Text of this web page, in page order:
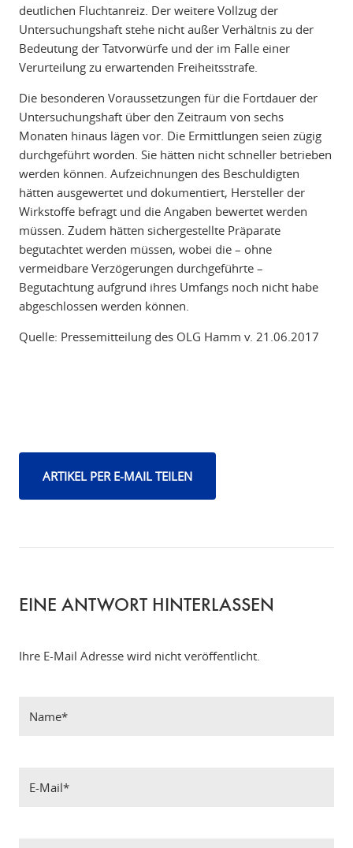
deutlichen Fluchtanreiz. Der weitere Vollzug der
Untersuchungshaft stehe nicht außer Verhältnis zu der
Bedeutung der Tatvorwürfe und der im Falle einer
Verurteilung zu erwartenden Freiheitsstrafe.
Die besonderen Voraussetzungen für die Fortdauer der
Untersuchungshaft über den Zeitraum von sechs
Monaten hinaus lägen vor. Die Ermittlungen seien zügig
durchgeführt worden. Sie hätten nicht schneller betrieben
werden können. Aufzeichnungen des Beschuldigten
hätten ausgewertet und dokumentiert, Hersteller der
Wirkstoffe befragt und die Angaben bewertet werden
müssen. Zudem hätten sichergestellte Präparate
begutachtet werden müssen, wobei die – ohne
vermeidbare Verzögerungen durchgeführte –
Begutachtung aufgrund ihres Umfangs noch nicht habe
abgeschlossen werden können.
Quelle: Pressemitteilung des OLG Hamm v. 21.06.2017
ARTIKEL PER E-MAIL TEILEN
EINE ANTWORT HINTERLASSEN
Ihre E-Mail Adresse wird nicht veröffentlicht.